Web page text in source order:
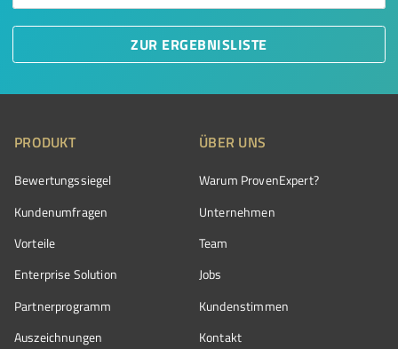
ZUR ERGEBNISLISTE
PRODUKT
Bewertungssiegel
Kundenumfragen
Vorteile
Enterprise Solution
Partnerprogramm
Auszeichnungen
ÜBER UNS
Warum ProvenExpert?
Unternehmen
Team
Jobs
Kundenstimmen
Kontakt